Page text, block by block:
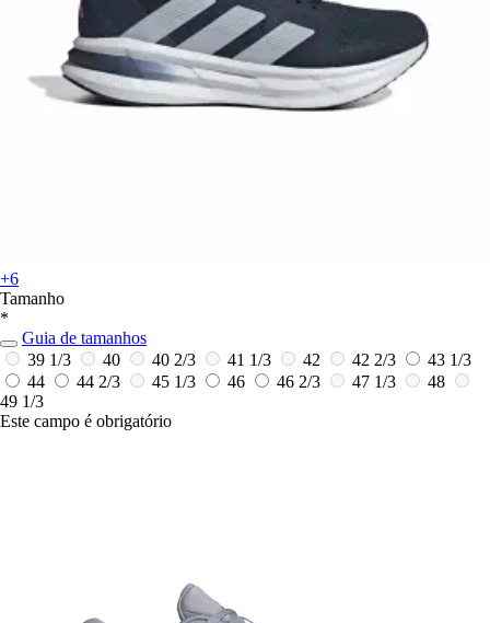
+6
Tamanho
*
Guia de tamanhos
39 1/3
40 40 2/3 41 1/3 42 42 2/3
43 1/3
44
44 2/3 45 1/3 46 46 2/3 47 1/3
48
49 1/3
Este campo é obrigatório